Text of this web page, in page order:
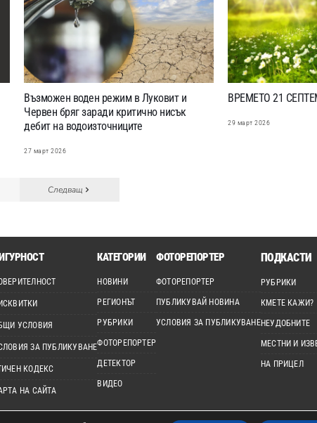
Възможен воден режим в Луковит и
Червен бряг заради критично нисък
дебит на водоизточниците
27 март 2026
ВРЕМЕТО 21
29 март 2026
Следващ
УСЛОВИЯ
ЗА ПУБЛИКУВАНЕ
КОДЕКС
НА САЙТА
КАТЕГОРИИ
НОВИНИ
РЕГИОНЪТ
РУБРИКИ
ФОТОРЕПОРТЕР
ДЕТЕКТОР
ВИДЕО
ФОТОРЕПОРТЕР
ФОТОРЕПОРТЕР
ПУБЛИКУВАЙ НОВИНА
УСЛОВИЯ ЗА ПУБЛИКУВАНЕ
ПОДКАСТИ
РУБРИКИ
КМЕТЕ КАЖИ?
НЕУДОБНИТЕ
МЕСТНИ И
НА ПРИЦЕЛ